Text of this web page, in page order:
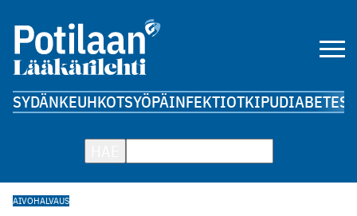
SYDÄNKEUHKOTSYÖPÄINFEKTIOTKIPUDIABETES
AIVOHALVAUS